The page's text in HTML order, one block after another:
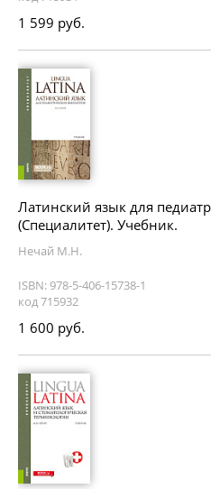
1 599 руб.
Латинский язык для
(Специалитет). Учебник.
Нечай М.Н.
ISBN: 978-5-406-15738-1
код 715932
1 600 руб.